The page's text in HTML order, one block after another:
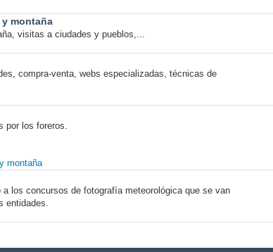
montaña
visitas a ciudades y pueblos,...
compra-venta, webs especializadas, técnicas de
por los foreros.
montaña
los concursos de fotografía meteorológica que se van
entidades.